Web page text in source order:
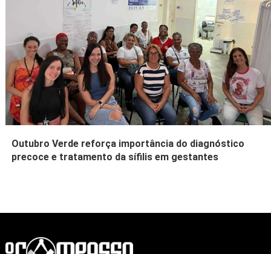
Outubro Verde reforça importância do diagnóstico
precoce e tratamento da sífilis em gestantes